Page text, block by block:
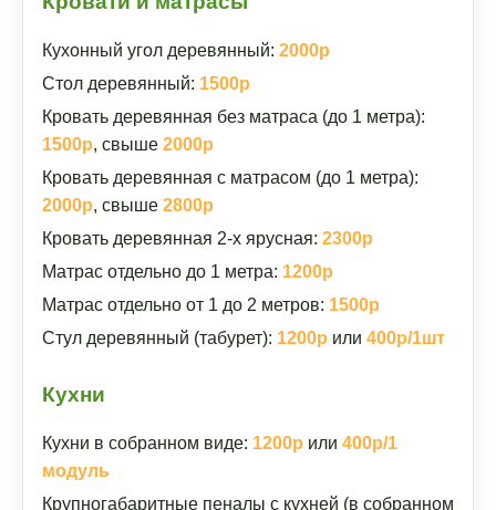
Кухонный угол деревянный: 2000р
Стол деревянный: 1500р
Кровать деревянная без матраса (до 1 метра):
1500р, свыше 2000р
Кровать деревянная с матрасом (до 1 метра):
2000р, свыше 2800р
Кровать деревянная 2-х ярусная: 2300р
Матрас отдельно до 1 метра: 1200р
Матрас отдельно от 1 до 2 метров: 1500р
Стул деревянный (табурет): 1200р или 400р/1шт
Кухни
Кухни в собранном виде: 1200р или 400р/1
модуль
Крупногабаритные пеналы с кухней (в собранном